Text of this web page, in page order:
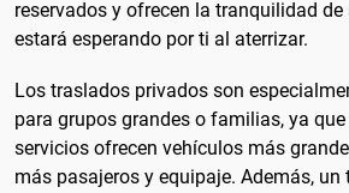
reservados y ofrecen la tranquilidad de
estará esperando por ti al aterrizar.
Los traslados privados son
para grupos grandes o familias, ya
servicios ofrecen vehículos más
más pasajeros y equipaje. Además,